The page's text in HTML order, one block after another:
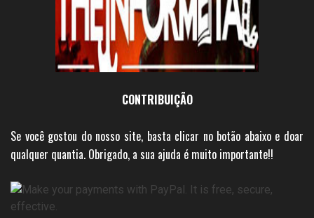
CONTRIBUIÇÃO
Se você gostou do nosso site, basta clicar no botão abaixo e doar
qualquer quantia. Obrigado, a sua ajuda é muito importante!!